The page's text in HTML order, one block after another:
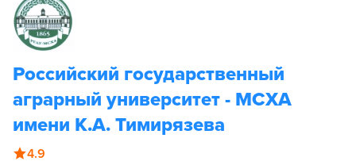
Российский государственный
аграрный университет - МСХА
имени К.А. Тимирязева
4.9